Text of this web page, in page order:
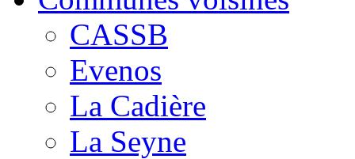
CASSB
Evenos
La Cadière
La Seyne